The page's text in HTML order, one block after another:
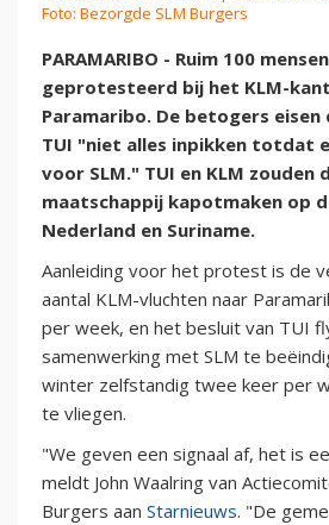
Foto: Bezorgde SLM Burgers
PARAMARIBO - Ruim 100
geprotesteerd bij het KLM-
Paramaribo. De betogers eisen
TUI "niet alles inpikken totdat
voor SLM." TUI en KLM zouden
maatschappij kapotmaken op
Nederland en Suriname.
Aanleiding voor het protest is de
aantal KLM-vluchten naar
per week, en het besluit van TUI
samenwerking met SLM te
winter zelfstandig twee keer per
te vliegen.
"We geven een signaal af, het is
meldt John Waalring van
Burgers aan Starnieuws. "De